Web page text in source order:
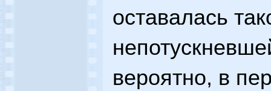
оставалась
вероятно, в